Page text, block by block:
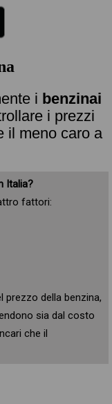
i benzinai
i prezzi
il meno caro a
Italia?
fattori:
prezzo della benzina,
sia dal costo
che il